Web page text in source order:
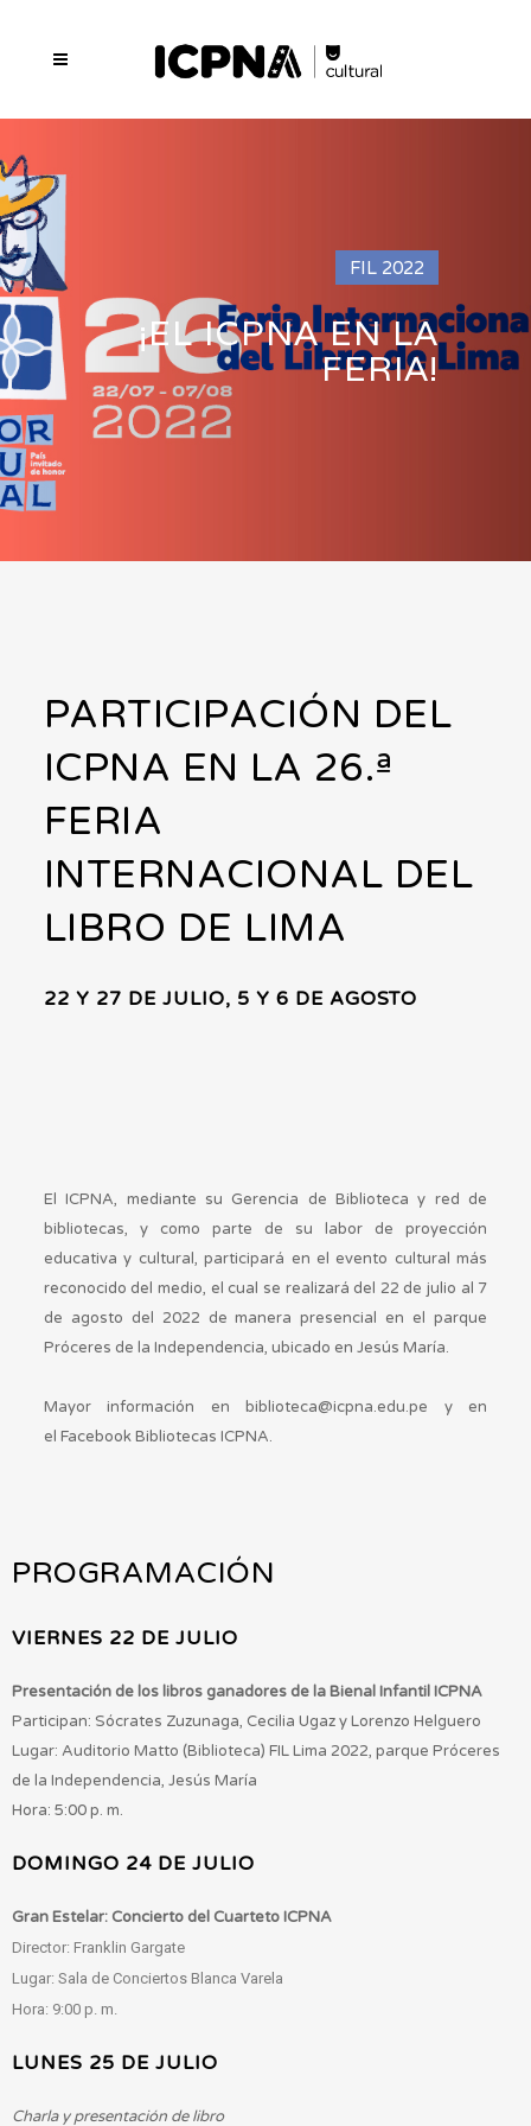
FIL 2022
¡EL ICPNA EN LA
FERIA!
PARTICIPACIÓN DEL
ICPNA EN LA 26.ª
FERIA
INTERNACIONAL DEL
LIBRO DE LIMA
22 Y 27 DE JULIO, 5 Y 6 DE AGOSTO
El ICPNA, mediante su Gerencia de Biblioteca y red de
bibliotecas, y como parte de su labor de proyección
educativa y cultural, participará en el evento cultural más
reconocido del medio, el cual se realizará del 22 de julio al 7
de agosto del 2022 de manera presencial en el parque
Próceres de la Independencia, ubicado en Jesús María.
Mayor información en biblioteca@icpna.edu.pe y en
el Facebook Bibliotecas ICPNA.
PROGRAMACIÓN
VIERNES 22 DE JULIO
Presentación de los libros ganadores de la Bienal Infantil ICPNA
Participan: Sócrates Zuzunaga, Cecilia Ugaz y Lorenzo Helguero
Lugar: Auditorio Matto (Biblioteca) FIL Lima 2022, parque Próceres
de la Independencia, Jesús María
Hora: 5:00 p. m.
DOMINGO 24 DE JULIO
Gran Estelar: Concierto del Cuarteto ICPNA
Director: Franklin Gargate
Lugar: Sala de Conciertos Blanca Varela
Hora: 9:00 p. m.
LUNES 25 DE JULIO
Charla y presentación de libro